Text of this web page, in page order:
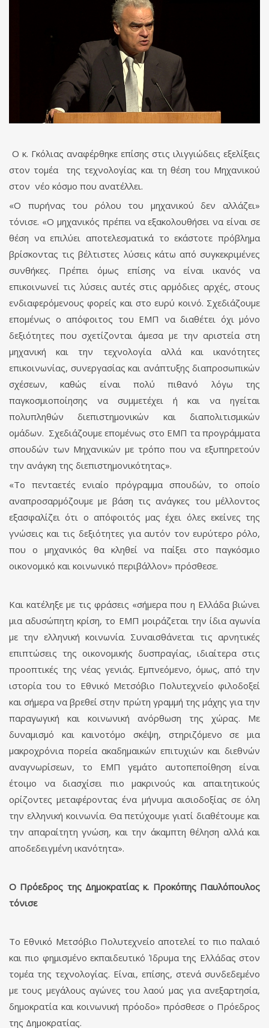
Ο κ. Γκόλιας αναφέρθηκε επίσης στις ιλιγγιώδεις εξελίξεις
στον τομέα της τεχνολογίας και τη θέση του Μηχανικού
στον νέο κόσμο που ανατέλλει.
«Ο πυρήνας του ρόλου του μηχανικού δεν αλλάζει»
τόνισε. «Ο μηχανικός πρέπει να εξακολουθήσει να είναι σε
θέση να επιλύει αποτελεσματικά το εκάστοτε πρόβλημα
βρίσκοντας τις βέλτιστες λύσεις κάτω από συγκεκριμένες
συνθήκες. Πρέπει όμως επίσης να είναι ικανός να
επικοινωνεί τις λύσεις αυτές στις αρμόδιες αρχές, στους
ενδιαφερόμενους φορείς και στο ευρύ κοινό. Σχεδιάζουμε
επομένως ο απόφοιτος του ΕΜΠ να διαθέτει όχι μόνο
δεξιότητες που σχετίζονται άμεσα με την αριστεία στη
μηχανική και την τεχνολογία αλλά και ικανότητες
επικοινωνίας, συνεργασίας και ανάπτυξης διαπροσωπικών
σχέσεων, καθώς είναι πολύ πιθανό λόγω της
παγκοσμιοποίησης να συμμετέχει ή και να ηγείται
πολυπληθών διεπιστημονικών και διαπολιτισμικών
ομάδων. Σχεδιάζουμε επομένως στο ΕΜΠ τα προγράμματα
σπουδών των Μηχανικών με τρόπο που να εξυπηρετούν
την ανάγκη της διεπιστημονικότητας».
«Το πενταετές ενιαίο πρόγραμμα σπουδών, το οποίο
αναπροσαρμόζουμε με βάση τις ανάγκες του μέλλοντος
εξασφαλίζει ότι ο απόφοιτός μας έχει όλες εκείνες της
γνώσεις και τις δεξιότητες για αυτόν τον ευρύτερο ρόλο,
που ο μηχανικός θα κληθεί να παίξει στο παγκόσμιο
οικονομικό και κοινωνικό περιβάλλον» πρόσθεσε.
Και κατέληξε με τις φράσεις «σήμερα που η Ελλάδα βιώνει
μια αδυσώπητη κρίση, το ΕΜΠ μοιράζεται την ίδια αγωνία
με την ελληνική κοινωνία. Συναισθάνεται τις αρνητικές
επιπτώσεις της οικονομικής δυσπραγίας, ιδιαίτερα στις
προοπτικές της νέας γενιάς. Εμπνεόμενο, όμως, από την
ιστορία του το Εθνικό Μετσόβιο Πολυτεχνείο φιλοδοξεί
και σήμερα να βρεθεί στην πρώτη γραμμή της μάχης για την
παραγωγική και κοινωνική ανόρθωση της χώρας. Με
δυναμισμό και καινοτόμο σκέψη, στηριζόμενο σε μια
μακροχρόνια πορεία ακαδημαικών επιτυχιών και διεθνών
αναγνωρίσεων, το ΕΜΠ γεμάτο αυτοπεποίθηση είναι
έτοιμο να διασχίσει πιο μακρινούς και απαιτητικούς
ορίζοντες μεταφέροντας ένα μήνυμα αισιοδοξίας σε όλη
την ελληνική κοινωνία. Θα πετύχουμε γιατί διαθέτουμε και
την απαραίτητη γνώση, και την άκαμπτη θέληση αλλά και
αποδεδειγμένη ικανότητα».
Ο Πρόεδρος της Δημοκρατίας κ. Προκόπης Παυλόπουλος
τόνισε
Το Εθνικό Μετσόβιο Πολυτεχνείο αποτελεί το πιο παλαιό
και πιο φημισμένο εκπαιδευτικό Ίδρυμα της Ελλάδας στον
τομέα της τεχνολογίας. Είναι, επίσης, στενά συνδεδεμένο
με τους μεγάλους αγώνες του λαού μας για ανεξαρτησία,
δημοκρατία και κοινωνική πρόοδο» πρόσθεσε ο Πρόεδρος
της Δημοκρατίας.